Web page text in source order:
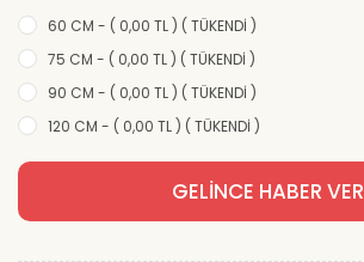
60 CM - ( 0,00 TL ) ( TÜKENDİ )
75 CM - ( 0,00 TL ) ( TÜKENDİ )
90 CM - ( 0,00 TL ) ( TÜKENDİ )
120 CM - ( 0,00 TL ) ( TÜKENDİ )
GELİNCE HABER VER